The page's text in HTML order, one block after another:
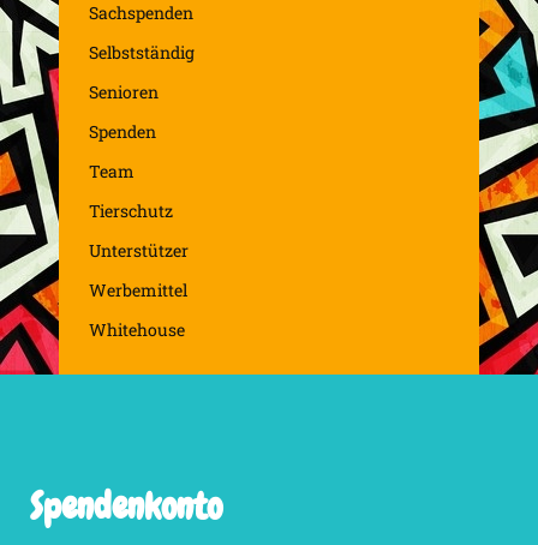
Sachspenden
Selbstständig
Senioren
Spenden
Team
Tierschutz
Unterstützer
Werbemittel
Whitehouse
Spendenkonto